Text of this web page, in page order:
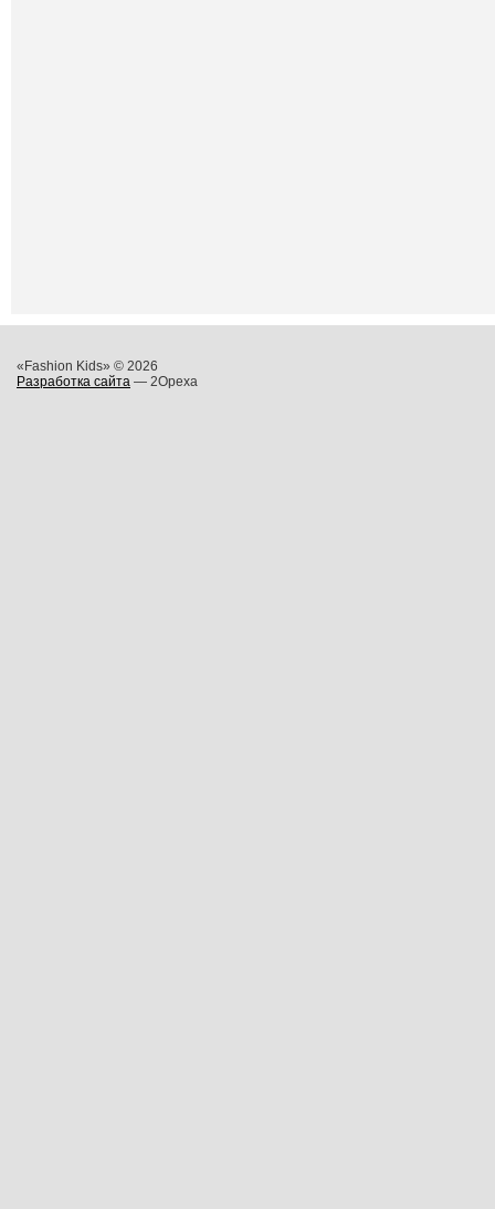
«Fashion Kids» © 2026
Разработка сайта — 2Opexa